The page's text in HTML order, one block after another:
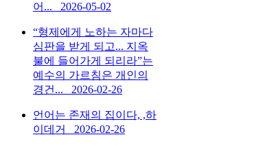
어...
2026-05-02
“형제에게 노하는 자마다
심판을 받게 되고... 지옥
불에 들어가게 되리라”는
예수의 가르침은 개인의
경건...
2026-02-26
언어는 존재의 집이다, ,하
이데거
2026-02-26